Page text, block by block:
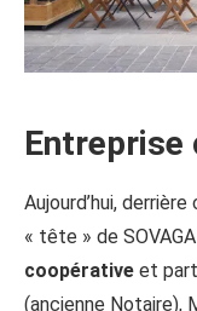
Entreprise
Aujourd’hui,
« tête » de
coopérative et
(ancienne Notaire),